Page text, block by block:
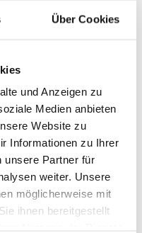
Über Cookies
und Anzeigen zu
Medien anbieten
Website zu
Informationen zu Ihrer
unsere Partner für
weiter. Unsere
möglicherweise mit
ihnen bereitgestellt
Auf Lager